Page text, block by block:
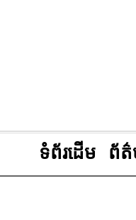
ទំព័រដើម ព័ត៌